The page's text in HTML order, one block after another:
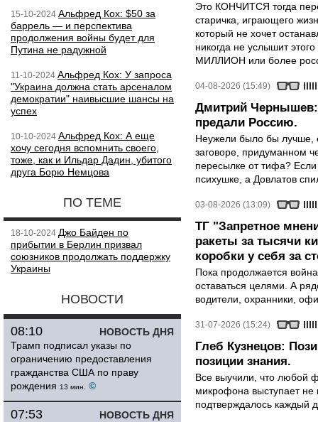
15-10-2024 Альфред Кох: $50 за
баррель — и перспектива
продолжения войны будет для
Путина не радужной
11-10-2024 Альфред Кох: У запроса
"Украина должна стать арсеналом
демократии" наивысшие шансы на
успех
10-10-2024 Альфред Кох: А еще
хочу сегодня вспомнить своего,
тоже, как и Ильдар Дадин, убитого
друга Борю Немцова
ПО ТЕМЕ
18-10-2024 Джо Байден по
прибытии в Берлин призвал
союзников продолжать поддержку
Украины
НОВОСТИ
НОВОСТЬ ДНЯ
08:10
Трамп подписал указы по
ограничению предоставления
гражданства США по праву
рождения 13 мин. ©
НОВОСТЬ ДНЯ
07:53
Это КОНЧИТСЯ тогда
старичка, играющего
который не хочет
никогда не услышит
МИЛЛИОН или более
04-08-2026 (15:49)
Дмитрий Чернышев:
предали Россию.
Неужели было бы лучше,
заговоре, придуманном
пересылке от тифа?
психушке, а Довлатов
03-08-2026 (13:09)
ТГ "Запретное
ракеты за тысячи
коробки у себя за
Пока продолжается
оставаться целями. А
водители, охранники,
31-07-2026 (15:24)
Глеб Кузнецов:
позиции знания.
Все выучили, что любой
микрофона выступает не
подтверждалось каждый